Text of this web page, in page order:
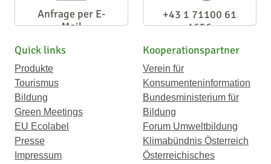
Anfrage per E-
Mail
+43 1 71100 61
1656
Quick links
Produkte
Tourismus
Bildung
Green Meetings
EU Ecolabel
Presse
Impressum
Kooperationspartner
Verein für
Konsumenteninformation
Bundesministerium für
Bildung
Forum Umweltbildung
Klimabündnis Österreich
Österreichisches